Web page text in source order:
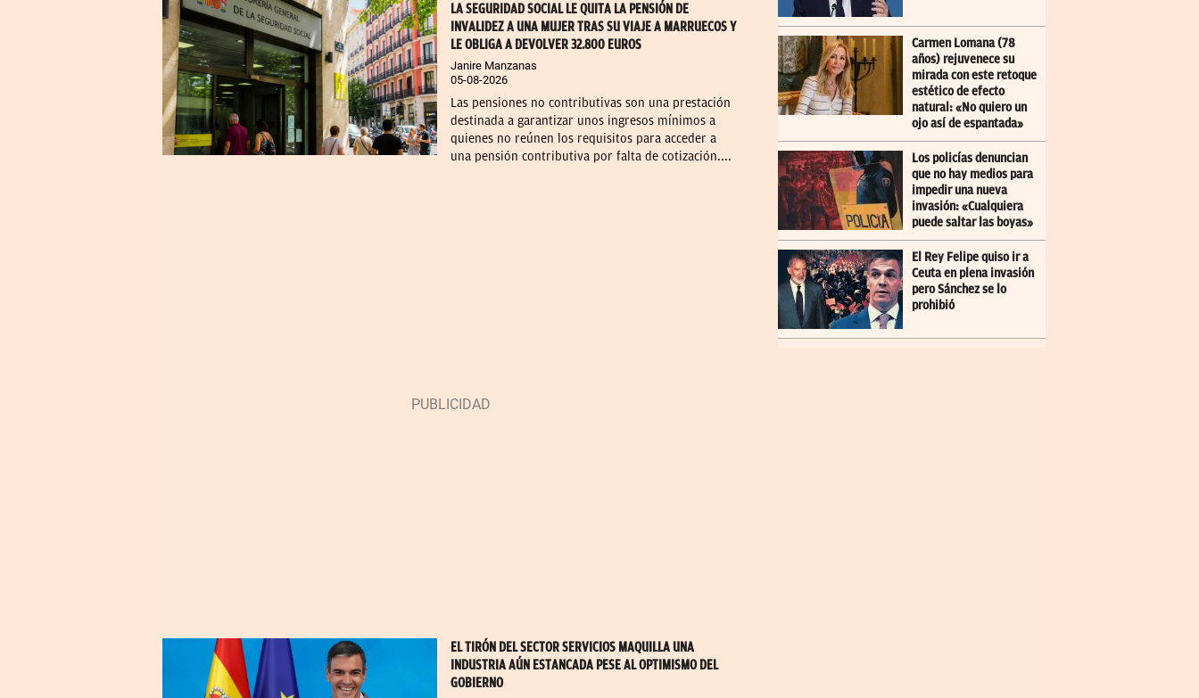
LA SEGURIDAD SOCIAL LE QUITA LA PENSIÓN DE
INVALIDEZ A UNA MUJER TRAS SU VIAJE A MARRUECOS Y
LE OBLIGA A DEVOLVER 32.800 EUROS
Janire Manzanas
05-08-2026
Las pensiones no contributivas son una prestación
destinada a garantizar unos ingresos mínimos a
quienes no reúnen los requisitos para acceder a
una pensión contributiva por falta de cotización....
EL TIRÓN DEL SECTOR SERVICIOS MAQUILLA UNA
INDUSTRIA AÚN ESTANCADA PESE AL OPTIMISMO DEL
GOBIERNO
Carmen Lomana (78
años) rejuvenece su
mirada con este retoque
estético de efecto
natural: «No quiero un
ojo así de espantada»
Los policías denuncian
que no hay medios para
impedir una nueva
invasión: «Cualquiera
puede saltar las boyas»
El Rey Felipe quiso ir a
Ceuta en plena invasión
pero Sánchez se lo
prohibió